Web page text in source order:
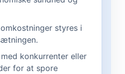
styres i
konkurrenter eller
for at spore